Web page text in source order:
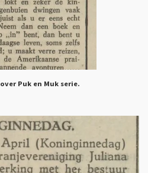
Puk en Muk serie.